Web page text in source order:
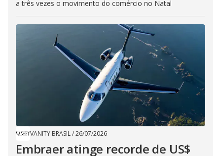
a três vezes o movimento do comércio no Natal
VANITY BRASIL/26/07/2026
Embraer atinge recorde de US$